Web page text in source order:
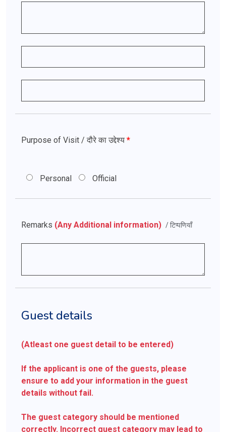
Purpose of Visit / दौरे का उद्देश्य *
Personal Official
Remarks (Any Additional information) / टिप्पणियाँ
Guest details
(Atleast one guest detail to be entered)
If the applicant is one of the guests, please
ensure to add your information in the guest
details without fail.
The guest category should be mentioned
correctly. Incorrect guest category may lead to